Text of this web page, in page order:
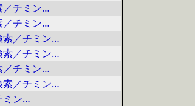
／チミン…
／チミン…
索／チミン…
索／チミン…
／チミン…
索／チミン…
ミン…